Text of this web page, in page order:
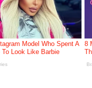
Krisis Integriti Piala
Mengapa Teknologi Ini
Tragis Dalam